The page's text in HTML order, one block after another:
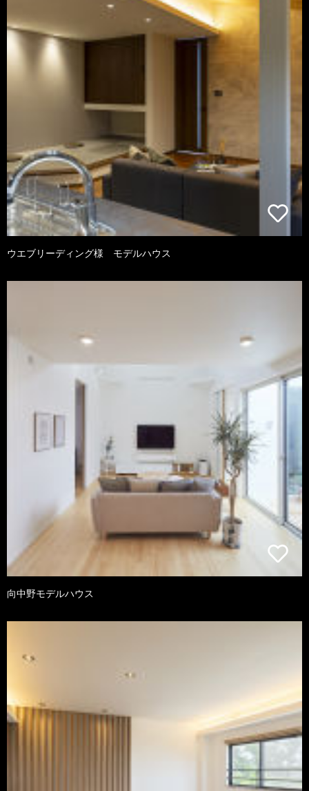
ウエブリーディング様 モデルハウス
向中野モデルハウス